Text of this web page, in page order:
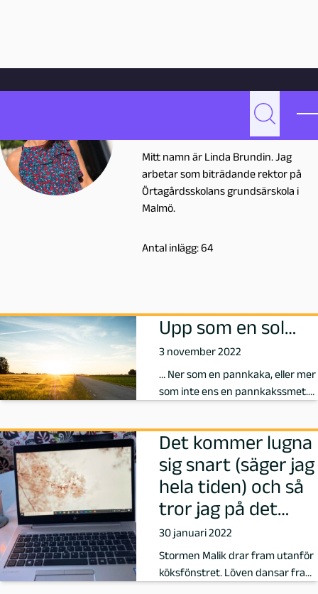
Hoppa till innehåll
i
r
u
n
d
i
n
,
F
Sök
Linda Brundin
Mitt namn är Linda Brundin. Jag
arbetar som biträdande rektor på
Örtagårdsskolans grundsärskola i
Malmö.
Antal inlägg: 64
Upp som en sol…
3 november 2022
… Ner som en pannkaka, eller mer
som inte ens en pannkakssmet.
Det kommer lugna
sig snart (säger jag
hela tiden) och så
tror jag på det…
30 januari 2022
Stormen Malik drar fram utanför
köksfönstret. Löven dansar fram